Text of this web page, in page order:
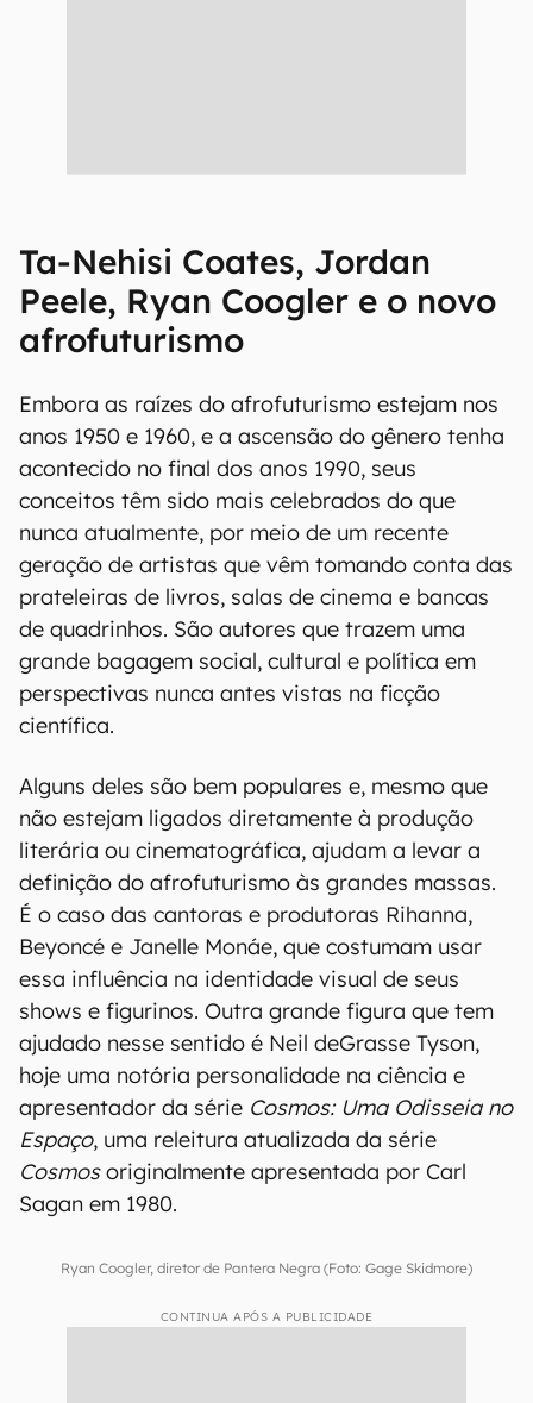
Ta-Nehisi Coates, Jordan
Peele, Ryan Coogler e o novo
afrofuturismo
Embora as raízes do afrofuturismo estejam nos
anos 1950 e 1960, e a ascensão do gênero tenha
acontecido no final dos anos 1990, seus
conceitos têm sido mais celebrados do que
nunca atualmente, por meio de um recente
geração de artistas que vêm tomando conta das
prateleiras de livros, salas de cinema e bancas
de quadrinhos. São autores que trazem uma
grande bagagem social, cultural e política em
perspectivas nunca antes vistas na ficção
científica.
Alguns deles são bem populares e, mesmo que
não estejam ligados diretamente à produção
literária ou cinematográfica, ajudam a levar a
definição do afrofuturismo às grandes massas.
É o caso das cantoras e produtoras Rihanna,
Beyoncé e Janelle Monáe, que costumam usar
essa influência na identidade visual de seus
shows e figurinos. Outra grande figura que tem
ajudado nesse sentido é Neil deGrasse Tyson,
hoje uma notória personalidade na ciência e
apresentador da série Cosmos: Uma Odisseia no
Espaço, uma releitura atualizada da série
Cosmosoriginalmente apresentada por Carl
Sagan em 1980.
Ryan Coogler, diretor de Pantera Negra (Foto: Gage Skidmore)
CONTINUA APÓS A PUBLICIDADE